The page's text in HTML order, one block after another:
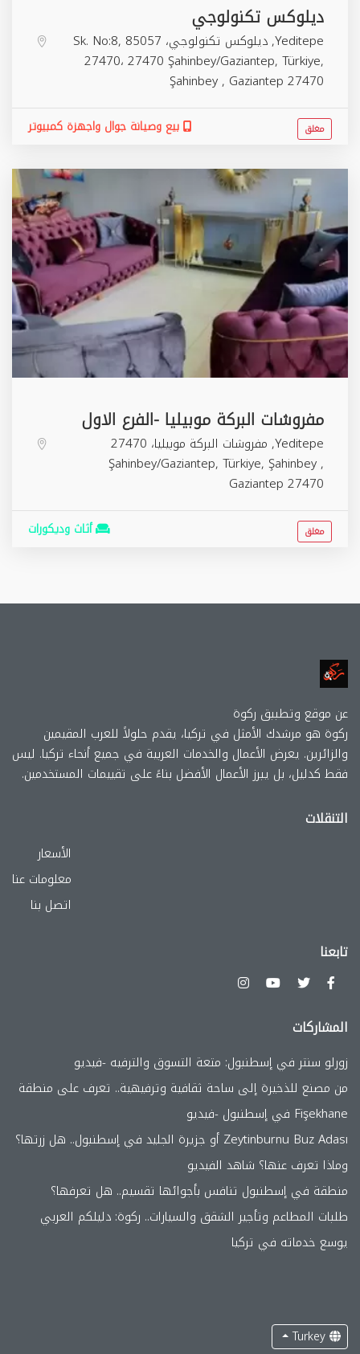
ديلوكس تكنولوجي
Yeditepe, ديلوكس تكنولوجي، 85057 Sk. No:8,
27470، 27470 Şahinbey/Gaziantep, Türkiye,
Şahinbey, Gaziantep 27470
بيع وصيانة جوال واجهزة كمبيوتر مغلق
مفروشات البركة موبيليا -الفرع الاول
Yeditepe, مفروشات البركة موبيليا، 27470
Şahinbey/Gaziantep, Türkiye, Şahinbey,
Gaziantep 27470
أثاث وديكورات مغلق
عن موقع وتطببق ركوة
ركوة هو مرشدك الأمثل في تركيا، يقدم حلولاً للعرب المقيمين
والزائرين. يعرض الأعمال والخدمات العربية في جميع أنحاء تركيا. ليس
فقط كدليل، بل يبرز الأعمال الأفضل بناءً على تقييمات المستخدمين.
التنقلات
الأسعار
معلومات عنا
اتصل بنا
تابعنا
المشاركات
زورلو سنتر في إسطنبول: متعة التسوق والترفيه -فيديو
من مصنع للذخيرة إلى ساحة ثقافية وترفيهية.. تعرف على منطقة
Fişekhane في إسطنبول -فيديو
Zeytinburnu Buz Adası أو جزيرة الجليد في إسطنبول.. هل زرتها؟
وماذا تعرف عنها؟ شاهد الفيديو
منطقة في إسطنبول تنافس بأجوائها تقسيم.. هل تعرفها؟
طلبات المطاعم وتأجير الشقق والسيارات.. ركوة: دليلكم العربي
يوسع خدماته في تركيا
Turkey